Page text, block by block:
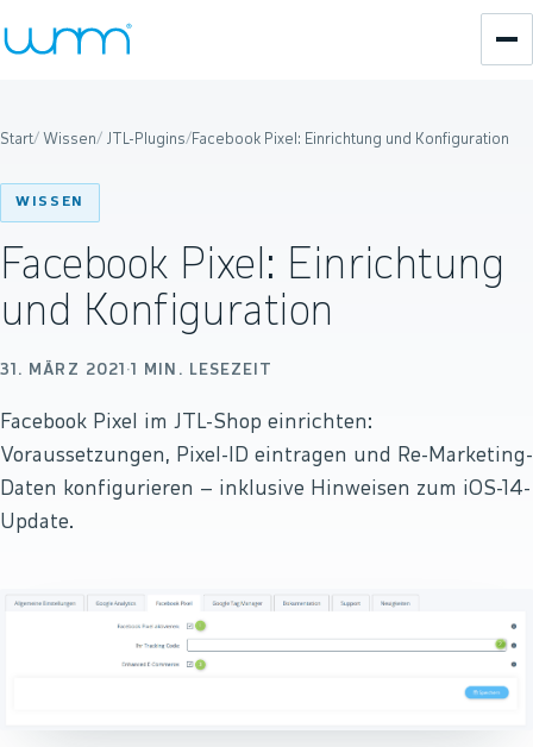
Start/ Wissen/ JTL-Plugins/Facebook Pixel: Einrichtung und Konfiguration
WISSEN
Facebook Pixel: Einrichtung
und Konfiguration
31. MÄRZ 2021 ·1 MIN. LESEZEIT
Facebook Pixel im JTL-Shop einrichten:
Voraussetzungen, Pixel-ID eintragen und Re-Marketing-
Daten konfigurieren – inklusive Hinweisen zum iOS-14-
Update.